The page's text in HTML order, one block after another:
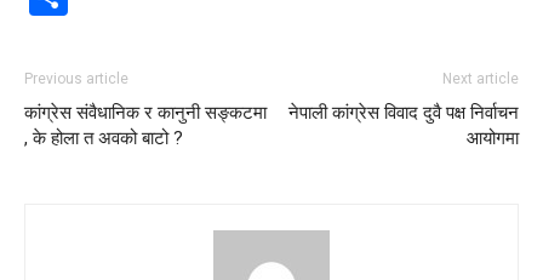
Previous article
कांग्रेस संवैधानिक र कानुनी सङ्कटमा
, के होला त अवको बाटो ?
Next article
नेपाली कांग्रेस विवाद दुवै पक्ष निर्वाचन
आयोगमा